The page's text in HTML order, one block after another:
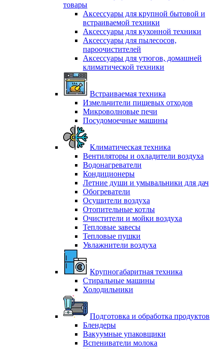
товары
Аксессуары для крупной бытовой и
встраиваемой техники
Аксессуары для кухонной техники
Аксессуары для пылесосов,
пароочистителей
Аксессуары для утюгов, домашней
климатической техники
Встраиваемая техника
Измельчители пищевых отходов
Микроволновые печи
Посудомоечные машины
Климатическая техника
Вентиляторы и охладители воздуха
Водонагреватели
Кондиционеры
Летние души и умывальники для дач
Обогреватели
Осушители воздуха
Отопительные котлы
Очистители и мойки воздуха
Тепловые завесы
Тепловые пушки
Увлажнители воздуха
Крупногабаритная техника
Стиральные машины
Холодильники
Подготовка и обработка продуктов
Блендеры
Вакуумные упаковщики
Вспениватели молока